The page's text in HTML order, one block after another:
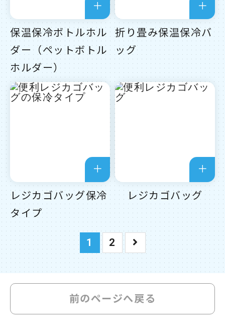
保温保冷ボトルホル
ダー（ペットボトル
ホルダー）
折り畳み保温保冷バ
ッグ
レジカゴバッグ保冷
タイプ
レジカゴバッグ
1 2
前のページへ戻る